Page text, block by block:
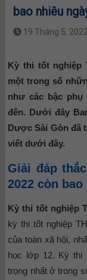
bao nhiêu
19 Tháng 5, 2022
Kỳ thi tốt nghiệp
một trong số
như các bậc
đến. Dưới đây
Dược Sài Gòn đã
viết dưới đây.
Giải đáp
2022 còn
Kỳ thi tốt nghiệp
kỳ thi tốt nghiệp
của toàn xã hội,
học lớp 12. Kỳ thi
trọng nhất ở trong